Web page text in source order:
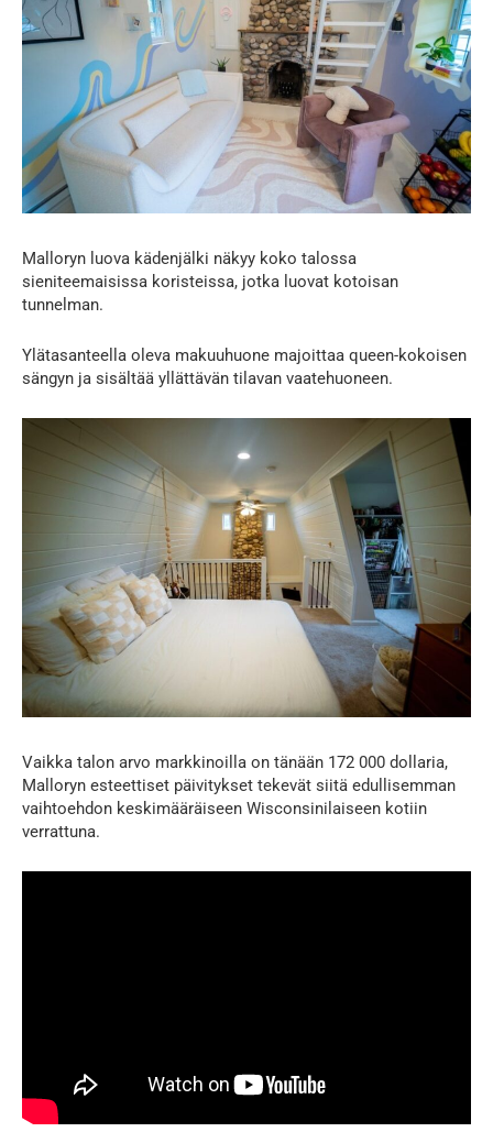
Malloryn luova kädenjälki näkyy koko talossa
sieniteemaisissa koristeissa, jotka luovat kotoisan
tunnelman.
Ylätasanteella oleva makuuhuone majoittaa queen-kokoisen
sängyn ja sisältää yllättävän tilavan vaatehuoneen.
Vaikka talon arvo markkinoilla on tänään 172 000 dollaria,
Malloryn esteettiset päivitykset tekevät siitä edullisemman
vaihtoehdon keskimääräiseen Wisconsinilaiseen kotiin
verrattuna.